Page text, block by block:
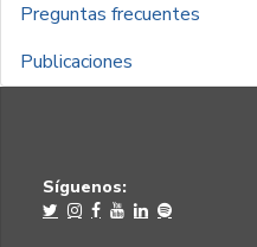
Preguntas frecuentes
Publicaciones
Síguenos: